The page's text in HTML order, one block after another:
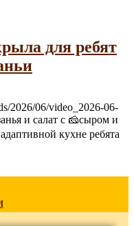
для ребят
2026/06/video_2026-06-
и салат с 🧀сыром и
кухне ребята